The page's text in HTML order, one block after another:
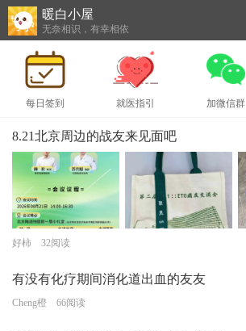
暖白小屋
无奈相识，有幸相依
每日签到 就医指引 加微信群
8.21北京周边的战友来见面吧
好柿 32阅读
有没有化疗期间消化道出血的友友
Cheng橙 66阅读